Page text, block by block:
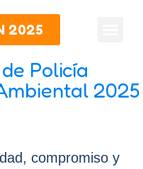
2025
Policía
2025
compromiso y